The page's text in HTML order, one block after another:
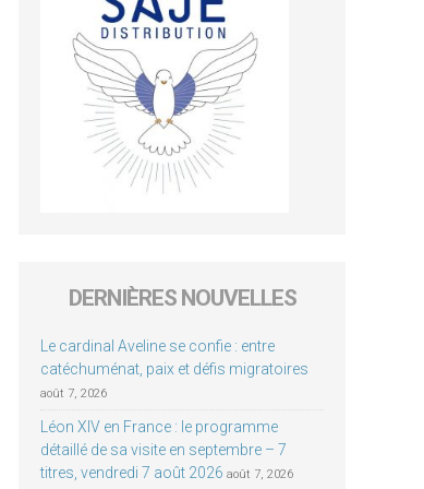
DERNIÈRES NOUVELLES
Le cardinal Aveline se confie : entre
catéchuménat, paix et défis migratoires
août 7, 2026
Léon XIV en France : le programme
détaillé de sa visite en septembre – 7
titres, vendredi 7 août 2026 août 7, 2026